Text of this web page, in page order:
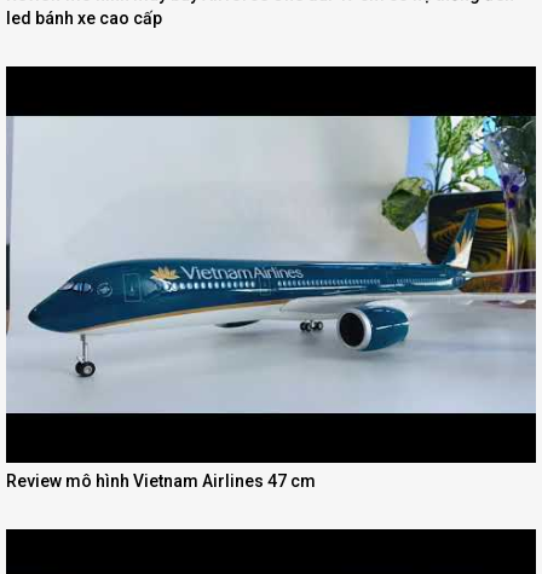
led bánh xe cao cấp
Review mô hình Vietnam Airlines 47 cm